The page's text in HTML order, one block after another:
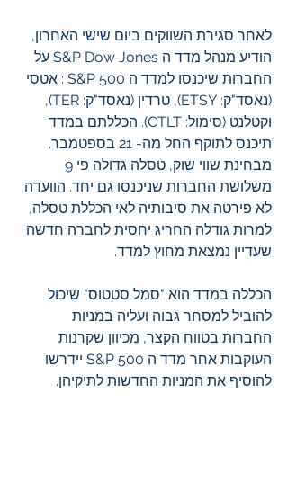
לאחר סגירת השווקים ביום שישי האחרון,
הודיע ​​מנהל מדד ה S&P Dow Jones על
החברות שיכנסו למדד ה S&P 500 : אטסי
(נאסד"ק: ETSY), טרדין (נאסד"ק: TER),
וקטלנט (סימול: CTLT). הכללתם במדד
תיכנס לתוקף החל מה- 21 בספטמבר.
משלושת החברות שניכנסו גם יחד. הוועדה
לא פירטה את סיבותיה לאי הכללת טסלה,
למרות גודלה החריג יחסית לחברה חדשה
שעדיין נמצאת מחוץ למדד.
הכללה במדד הוא "סמל סטטוס" שיכול
להוביל למסחר גבוה ועליה במניות
החברות בטווח הקצר, מכיוון שקרנות
העוקבות אחר מדד ה S&P 500 יידרשו
להוסיף את המניות החדשות לתיקיהן.